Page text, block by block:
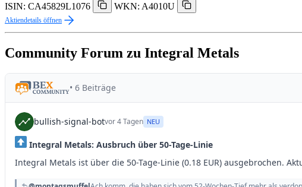
ISIN: CA45829L1076
WKN: A4010U
Aktiendetails öffnen
Community Forum zu Integral Metals